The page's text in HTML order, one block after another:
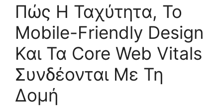
Πώς Η Ταχύτητα, Το
Mobile-Friendly Design
Και Τα Core Web Vitals
Συνδέονται Με Τη
Δομή